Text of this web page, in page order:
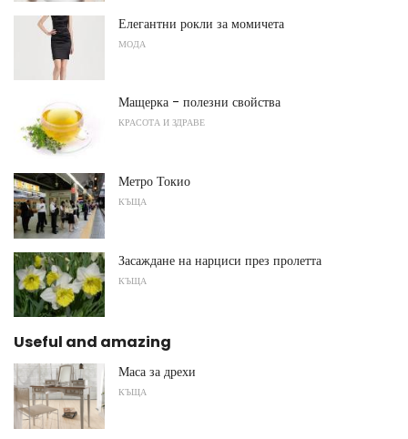
Елегантни рокли за момичета
МОДА
Мащерка - полезни свойства
КРАСОТА И ЗДРАВЕ
Метро Токио
КЪЩА
Засаждане на нарциси през пролетта
КЪЩА
Useful and amazing
Маса за дрехи
КЪЩА